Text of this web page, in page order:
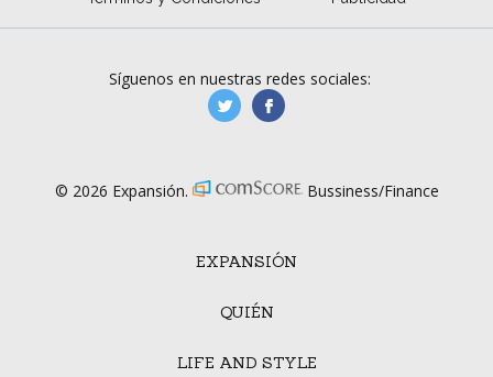
EXPANSIÓN
QUIÉN
LIFE AND STYLE
Síguenos en nuestras redes sociales:
manufacturaGE
© 2026 Expansión. Bussiness/Finance